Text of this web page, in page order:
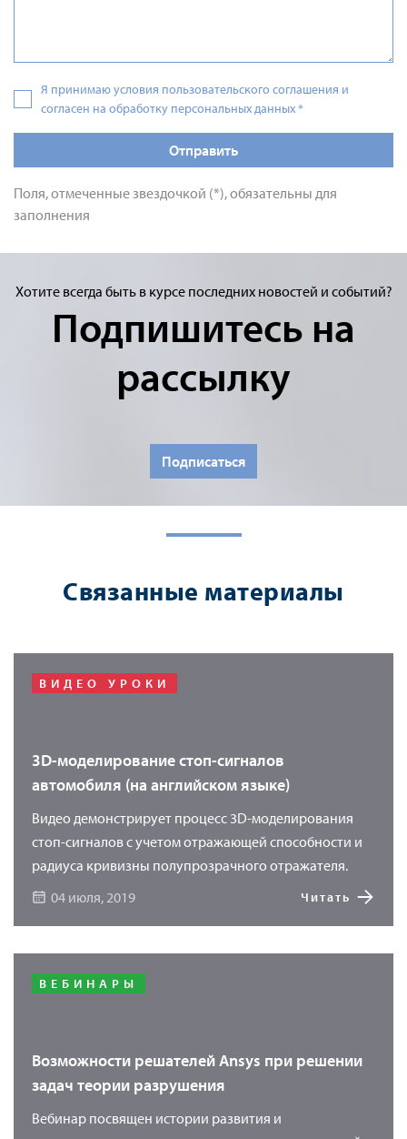
Я принимаю условия пользовательского соглашения и
согласен на обработку персональных данных*
Отправить
Поля, отмеченные звездочкой (*), обязательны для
заполнения
Хотите всегда быть в курсе последних новостей и событий?
Подпишитесь на
рассылку
Подписаться
Связанные материалы
ВИДЕО УРОКИ
3D-моделирование стоп-сигналов
автомобиля (на английском языке)
Видео демонстрирует процесс 3D-моделирования
стоп-сигналов с учетом отражающей способности и
радиуса кривизны полупрозрачного отражателя.
04 июля, 2019
Читать
ВЕБИНАРЫ
Возможности решателей Ansys при решении
задач теории разрушения
Вебинар посвящен истории развития и